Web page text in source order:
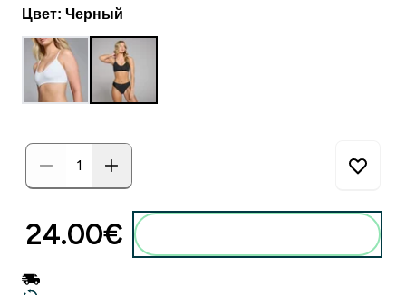
Цвет: Черный
24.00€‎